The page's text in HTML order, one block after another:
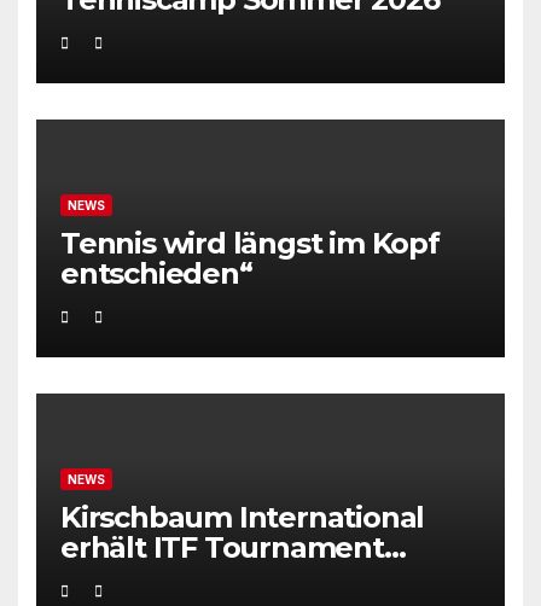
NEWS
Tennis wird längst im Kopf
entschieden“
NEWS
Kirschbaum International
erhält ITF Tournament
Recognition Award 2025